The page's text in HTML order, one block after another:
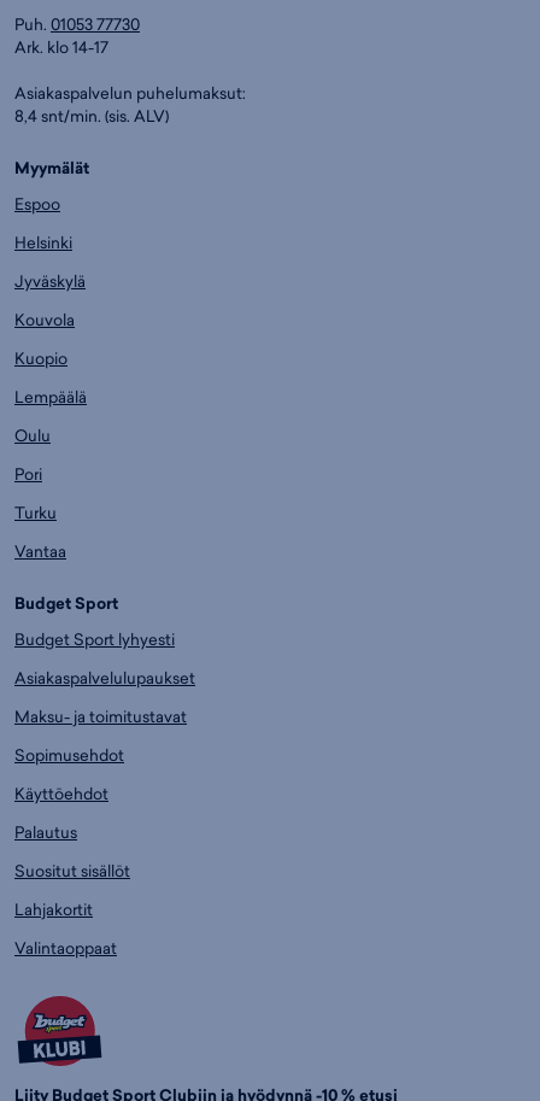
Puh. 01053 77730
Ark. klo 14-17
Asiakaspalvelun puhelumaksut:
8,4 snt/min. (sis. ALV)
Myymälät
Espoo
Helsinki
Jyväskylä
Kouvola
Kuopio
Lempäälä
Oulu
Pori
Turku
Vantaa
Budget Sport
Budget Sport lyhyesti
Asiakaspalvelulupaukset
Maksu- ja toimitustavat
Sopimusehdot
Käyttöehdot
Palautus
Suositut sisällöt
Lahjakortit
Valintaoppaat
Liity Budget Sport Clubiin ja hyödynnä -10 % etusi